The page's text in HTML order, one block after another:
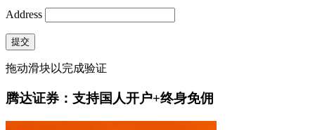
Address
提交
拖动滑块以完成验证
腾达证券：支持国人开户+终身免佣